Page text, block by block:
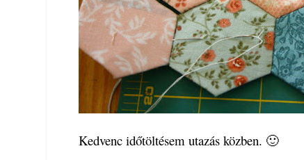
Kedvenc időtöltésem utazás közben. 🙂